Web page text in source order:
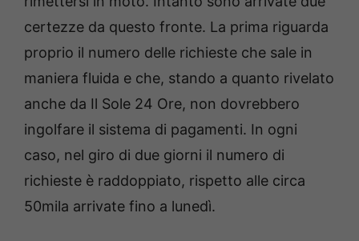
certezze da questo fronte. La prima riguarda
proprio il numero delle richieste che sale in
maniera fluida e che, stando a quanto rivelato
anche da Il Sole 24 Ore, non dovrebbero
ingolfare il sistema di pagamenti. In ogni
caso, nel giro di due giorni il numero di
richieste è raddoppiato, rispetto alle circa
50mila arrivate fino a lunedì.